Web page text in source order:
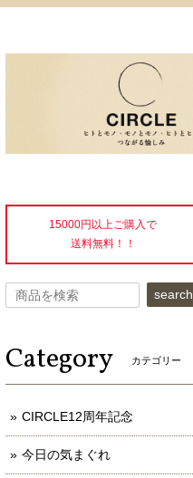
15000円以上ご購入で
送料無料！！
search
Category カテゴリー
CIRCLE12周年記念
今日の気まぐれ